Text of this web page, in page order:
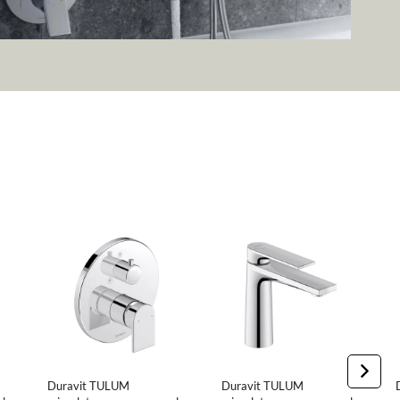
Duravit TULUM
Duravit TULUM